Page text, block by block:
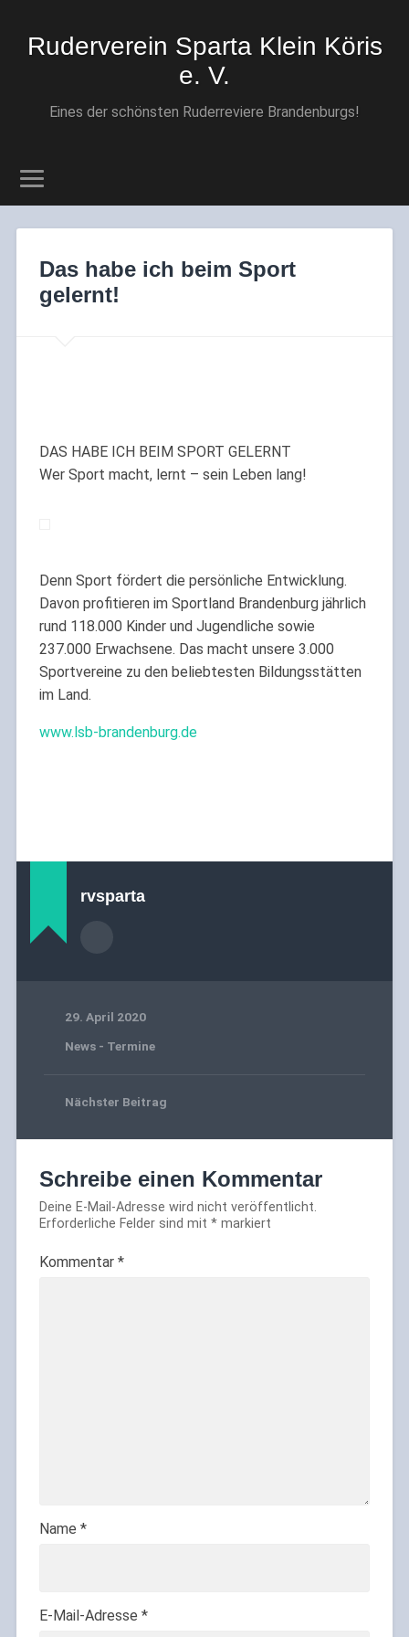
Ruderverein Sparta Klein Köris
e. V.
Eines der schönsten Ruderreviere Brandenburgs!
Das habe ich beim Sport
gelernt!
DAS HABE ICH BEIM SPORT GELERNT
Wer Sport macht, lernt – sein Leben lang!
Denn Sport fördert die persönliche Entwicklung.
Davon profitieren im Sportland Brandenburg jährlich
rund 118.000 Kinder und Jugendliche sowie
237.000 Erwachsene. Das macht unsere 3.000
Sportvereine zu den beliebtesten Bildungsstätten
im Land.
www.lsb-brandenburg.de
rvsparta
29. April 2020
News - Termine
Nächster Beitrag
Schreibe einen Kommentar
Deine E-Mail-Adresse wird nicht veröffentlicht.
Erforderliche Felder sind mit *markiert
Kommentar *
Name *
E-Mail-Adresse *